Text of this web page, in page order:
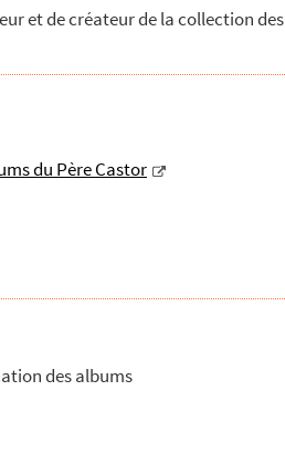
et de créateur de la collection des
du Père Castor
des albums